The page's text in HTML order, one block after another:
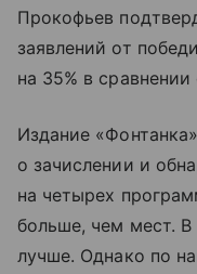
Прокофьев
заявлений от
на 35% в
Издание «Фонтанка»
о зачислении и
на четырех
больше, чем мест. В
лучше. Однако по